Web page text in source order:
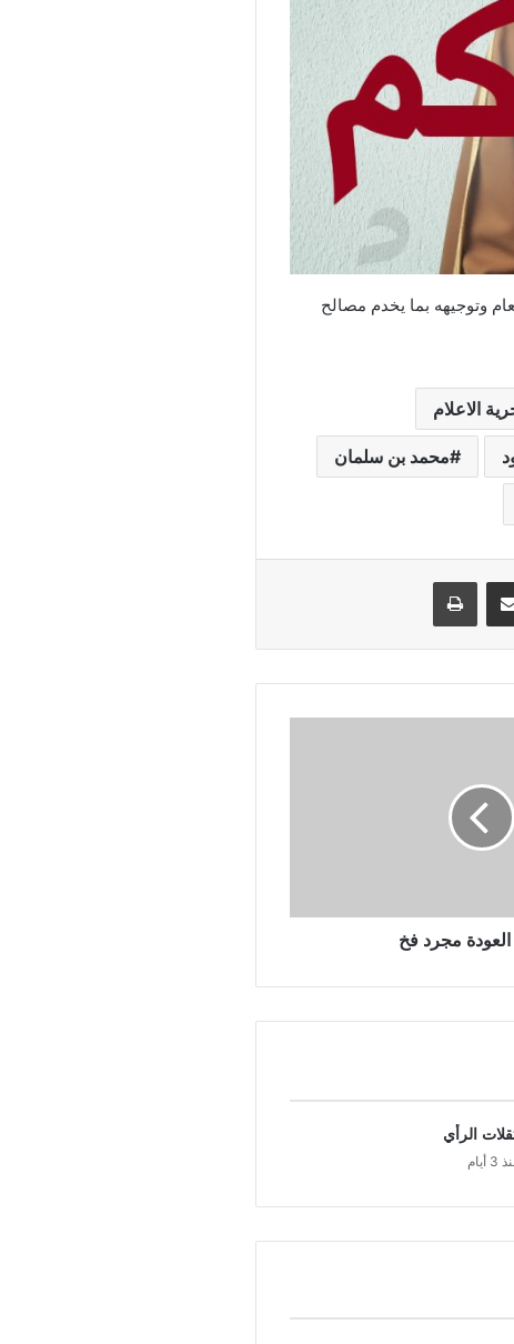
وتوجيهه بما يخدم مصالح
الاعلام
محمد بن سلمان
مشاركة عبر البريد طباعة
مجرد فخ
الرأي
أيام